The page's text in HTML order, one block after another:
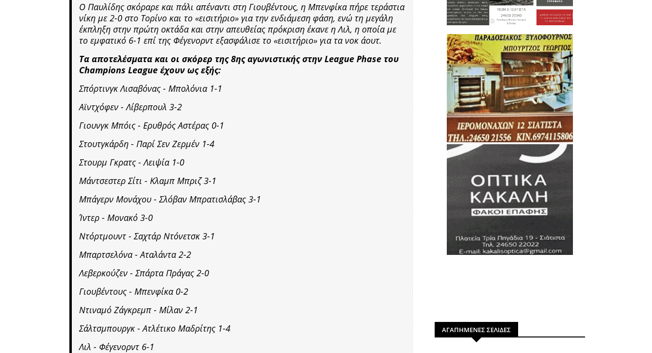
Ο Παυλίδης σκόραρε και πάλι απέναντι στη Γιουβέντους, η Μπενφίκα πήρε τεράστια
νίκη με 2-0 στο Τορίνο και το «εισιτήριο» για την ενδιάμεση φάση, ενώ τη μεγάλη
έκπληξη στην πρώτη οκτάδα και στην απευθείας πρόκριση έκανε η Λιλ, η οποία με
το εμφατικό 6-1 επί της Φέγενορντ εξασφάλισε το «εισιτήριο» για τα νοκ άουτ.
Τα αποτελέσματα και οι σκόρερ της 8ης αγωνιστικής στην League Phase του
Champions League έχουν ως εξής:
Σπόρτινγκ Λισαβόνας - Μπολόνια 1-1
Αϊντχόφεν - Λίβερπουλ 3-2
Γιουνγκ Μπόις - Ερυθρός Αστέρας 0-1
Στουτγκάρδη - Παρί Σεν Ζερμέν 1-4
Στουρμ Γκρατς - Λειψία 1-0
Μάντσεστερ Σίτι - Κλαμπ Μπριζ 3-1
Μπάγερν Μονάχου - Σλόβαν Μπρατισλάβας 3-1
Ίντερ - Μονακό 3-0
Ντόρτμουντ - Σαχτάρ Ντόνετσκ 3-1
Μπαρτσελόνα - Αταλάντα 2-2
Λεβερκούζεν - Σπάρτα Πράγας 2-0
Γιουβέντους - Μπενφίκα 0-2
Ντιναμό Ζάγκρεμπ - Μίλαν 2-1
Σάλτσμπουργκ - Ατλέτικο Μαδρίτης 1-4
Λιλ - Φέγενορντ 6-1
ΑΓΑΠΗΜΕΝΕΣ ΣΕΛΙΔΕΣ